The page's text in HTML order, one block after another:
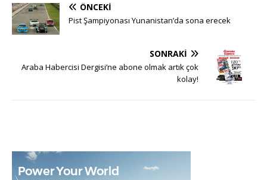
ÖNCEKI
Pist Şampiyonası Yunanistan’da sona erecek
SONRAKI
Araba Habercisi Dergisi’ne abone olmak artık çok
kolay!